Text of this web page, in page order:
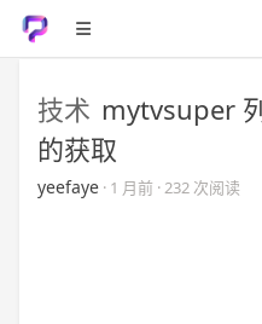
技术 mytvsuper
的获取
yeefaye · 1 月前 · 232 次阅读